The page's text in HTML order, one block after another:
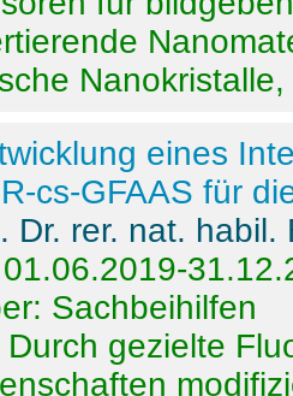
eines
cs-GFAAS für
Dr. rer. nat.
Sachbeihilfen
Durch gezielte